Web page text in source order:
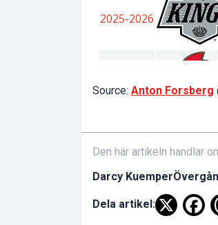
Source: Anton Forsberg
Den här artikeln handlar
Darcy Kuemper
Dela artikel: